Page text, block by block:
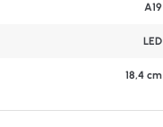
A19
LED
18,4 cm